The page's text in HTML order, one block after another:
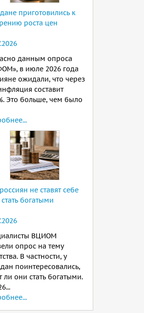
приготовились к
роста цен
данным опроса
в июле 2026 года
ожидали, что через
составит
Это больше, чем было
не ставят себе
богатыми
ВЦИОМ
опрос на тему
В частности, у
поинтересовались,
ли они стать богатыми.